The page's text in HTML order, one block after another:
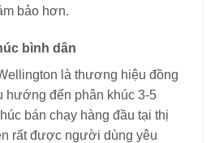
bảo hơn.
bình dân
là thương hiệu đồng
hướng đến phân khúc 3-5
bán chạy hàng đầu tại thị
rất được người dùng yêu